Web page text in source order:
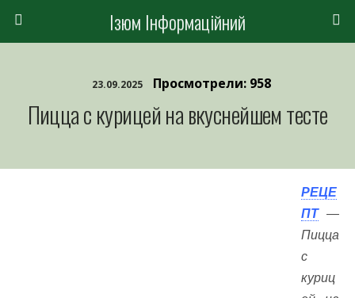
Ізюм Інформаційний
23.09.2025 Просмотрели: 958
Пицца с курицей на вкуснейшем тесте
РЕЦЕ
ПТ—
Пицца
с
куриц